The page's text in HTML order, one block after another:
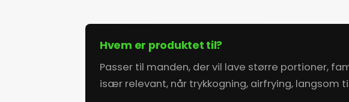
Hvem er produktet til?
Passer til manden, der vil lave større portioner,
især relevant, når trykkogning, airfrying, langsom